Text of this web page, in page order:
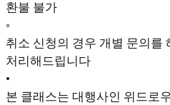
환불 불가
◦
취소 신청의 경우 개별 문의를
처리해드립니다
•
본 클래스는 대행사인 위드로